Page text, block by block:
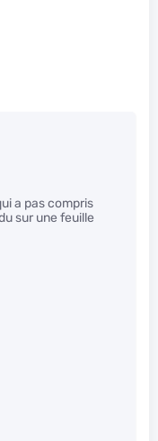
a pas compris
sur une feuille